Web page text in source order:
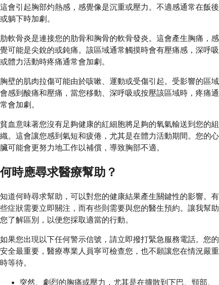
這會引起胸部灼熱感，感覺像是沉重或壓力。不適感通常在飯後
或躺下時加劇。
肋軟骨炎是連接您的肋骨和胸骨的軟骨發炎。這會產生胸痛，感
覺可能是尖銳的或鈍痛。該區域通常觸摸時會有壓痛感，深呼吸
或體力活動時疼痛通常會加劇。
胸壁的肌肉拉傷可能由於咳嗽、運動或受傷引起。受影響的區域
會感到酸痛和壓痛，當您移動、深呼吸或按壓該區域時，疼痛通
常會加劇。
貧血意味著您沒有足夠健康的紅細胞將足夠的氧氣輸送到您的組
織。這會讓您感到氣短和疲倦，尤其是在體力活動期間。您的心
臟可能會更努力地工作以補償，導致胸部不適。
何時應尋求醫療幫助？
知道何時尋求幫助，可以對您的健康結果產生關鍵性的影響。有
些症狀需要立即關注，而有些則需要與您的醫生預約。讓我幫助
您了解區別，以便您採取適當的行動。
如果您出現以下任何警示信號，請立即撥打緊急服務電話。您的
安全最重要，醫療專業人員寧可檢查您，也不願讓您在情況嚴重
時等待。
突然、劇烈的胸痛或壓力，尤其是在擴散到下巴、頸部、